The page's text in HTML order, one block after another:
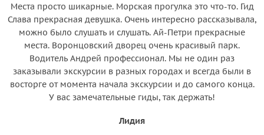
Места просто шикарные. Морская прогулка это что-то. Гид
Слава прекрасная девушка. Очень интересно рассказывала,
можно было слушать и слушать. Ай-Петри прекрасные
места. Воронцовский дворец очень красивый парк.
Водитель Андрей профессионал. Мы не один раз
заказывали экскурсии в разных городах и всегда были в
восторге от момента начала экскурсии и до самого конца.
У вас замечательные гиды, так держать!
Лидия